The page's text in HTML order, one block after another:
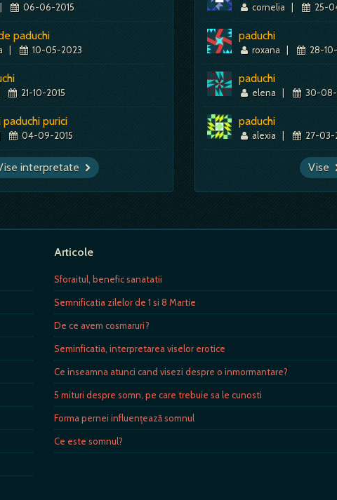
| 06-06-2015
paduchi
| 10-05-2023
21-10-2015
purici
| 04-09-2015
Vise interpretate
cornelia | 25-
paduchi
roxana | 28-
paduchi
elena | 30-
paduchi
alexia | 27-
Vise
Articole
Sforaitul, benefic sanatatii
Semnificatia zilelor de 1 si 8 Martie
De ce avem cosmaruri?
Seminficatia, interpretarea viselor erotice
Ce inseamna atunci cand visezi despre o inmormantare?
5 mituri despre somn, pe care trebuie sa le cunosti
Forma pernei influenţează somnul
Ce este somnul?